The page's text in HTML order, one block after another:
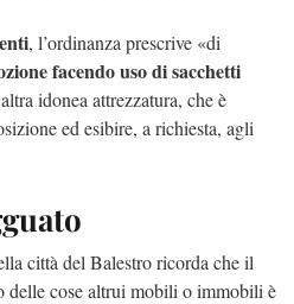
, l’ordinanza prescrive «di
facendo uso di sacchetti
idonea attrezzatura, che è
ed esibire, a richiesta, agli
città del Balestro ricorda che il
delle cose altrui mobili o immobili è